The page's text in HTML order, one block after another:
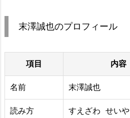
末澤誠也のプロフィール
項目 内容
名前 末澤誠也
読み方 すえざわ せいや